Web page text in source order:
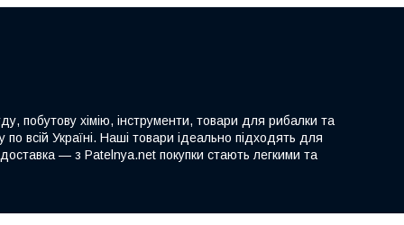
побутову хімію, інструменти, товари для рибалки та
всій Україні. Наші товари ідеально підходять для
— з Patelnya.net покупки стають легкими та